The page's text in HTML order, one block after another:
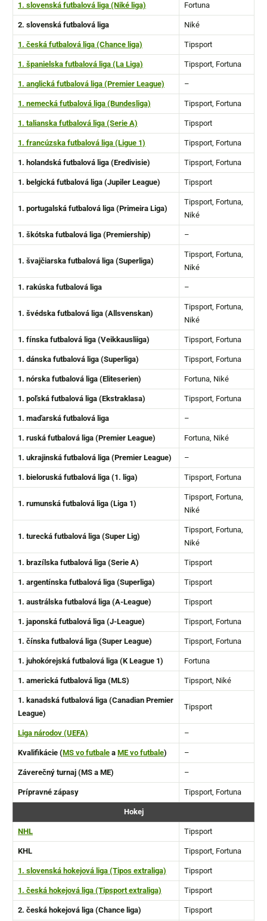
1. slovenská futbalová liga (Niké liga) Fortuna
2. slovenská futbalová liga Niké
1. česká futbalová liga (Chance liga) Tipsport
1. španielska futbalová liga (La Liga) Tipsport, Fortuna
1. anglická futbalová liga (Premier League) –
1. nemecká futbalová liga (Bundesliga) Tipsport, Fortuna
1. talianska futbalová liga (Serie A) Tipsport
1. francúzska futbalová liga (Ligue 1) Tipsport, Fortuna
1. holandská futbalová liga (Eredivisie) Tipsport, Fortuna
1. belgická futbalová liga (Jupiler League) Tipsport
1. portugalská futbalová liga (Primeira Liga)
Tipsport, Fortuna,
Niké
1. škótska futbalová liga (Premiership) –
1. švajčiarska futbalová liga (Superliga)
Tipsport, Fortuna,
Niké
1. rakúska futbalová liga –
1. švédska futbalová liga (Allsvenskan)
Tipsport, Fortuna,
Niké
1. fínska futbalová liga (Veikkausliiga) Tipsport, Fortuna
1. dánska futbalová liga (Superliga) Tipsport, Fortuna
1. nórska futbalová liga (Eliteserien) Fortuna, Niké
1. poľská futbalová liga (Ekstraklasa) Tipsport, Fortuna
1. maďarská futbalová liga –
1. ruská futbalová liga (Premier League) Fortuna, Niké
1. ukrajinská futbalová liga (Premier League) –
1. bieloruská futbalová liga (1. liga) Tipsport, Fortuna
1. rumunská futbalová liga (Liga 1)
Tipsport, Fortuna,
Niké
1. turecká futbalová liga (Super Lig)
Tipsport, Fortuna,
Niké
1. brazílska futbalová liga (Serie A) Tipsport
1. argentínska futbalová liga (Superliga) Tipsport
1. austrálska futbalová liga (A-League) Tipsport
1. japonská futbalová liga (J-League) Tipsport, Fortuna
1. čínska futbalová liga (Super League) Tipsport, Fortuna
1. juhokórejská futbalová liga (K League 1) Fortuna
1. americká futbalová liga (MLS) Tipsport, Niké
1. kanadská futbalová liga (Canadian Premier
League)
Tipsport
Liga národov (UEFA) –
Kvalifikácie (MS vo futbale a ME vo futbale) –
Záverečný turnaj (MS a ME) –
Prípravné zápasy Tipsport, Fortuna
Hokej
NHL Tipsport
KHL Tipsport, Fortuna
1. slovenská hokejová liga (Tipos extraliga) Tipsport
1. česká hokejová liga (Tipsport extraliga) Tipsport
2. česká hokejová liga (Chance liga) Tipsport